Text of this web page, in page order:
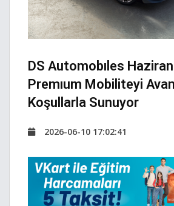
DS Automobıles Haziran
Premıum Mobiliteyi
Koşullarla Sunuyor
2026-06-10 17:02:41